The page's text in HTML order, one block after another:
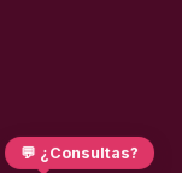
💬 ¿Consultas?